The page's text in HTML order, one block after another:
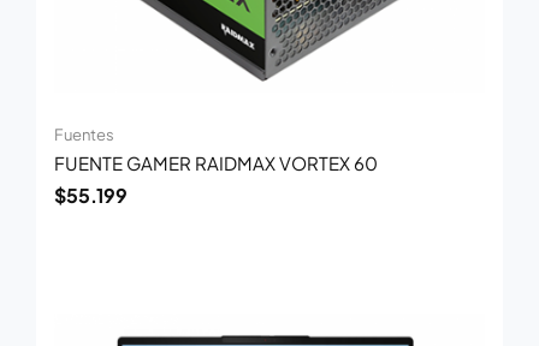
Fuentes
FUENTE GAMER RAIDMAX VORTEX 60
$55.199